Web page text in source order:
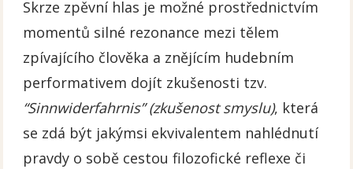
Skrze zpěvní hlas je možné prostřednictvím
momentů silné rezonance mezi tělem
zpívajícího člověka a znějícím hudebním
performativem dojít zkušenosti tzv.
“Sinnwiderfahrnis” (zkušenost smyslu), která
se zdá být jakýmsi ekvivalentem nahlédnutí
pravdy o sobě cestou filozofické reflexe či